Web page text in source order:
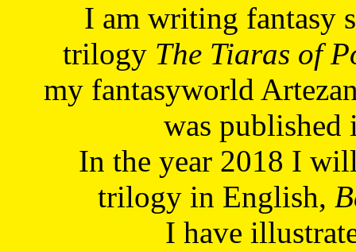
I am writing fantasy
trilogy The Tiaras of
my fantasyworld
was published
In the year 2018 I
trilogy in English,
I have